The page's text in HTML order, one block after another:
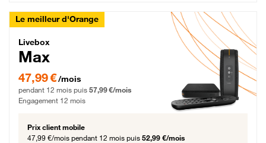
Le meilleur d'Orange
Livebox Max Fibre
Livebox
Max
47,99 € par mois pendant 12 mois puis 57,99 € par mois, Engagement 12 mois
47,99 €/mois
pendant 12 mois puis 57,99 €/mois
Engagement 12 mois
Prix client mobile
47,99 €/mois pendant 12 mois puis 52,99 €/mois